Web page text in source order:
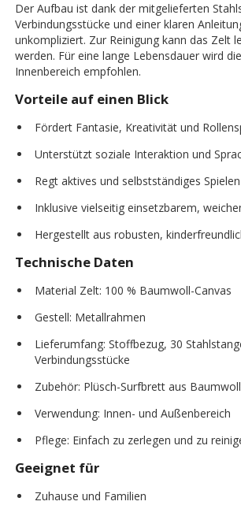
Der Aufbau ist dank der mitgelieferten
Verbindungsstücke und einer klaren
unkompliziert. Zur Reinigung kann das Zelt
werden. Für eine lange Lebensdauer wird
Innenbereich empfohlen.
Vorteile auf einen Blick
Fördert Fantasie, Kreativität und
Unterstützt soziale Interaktion und
Regt aktives und selbstständiges
Inklusive vielseitig einsetzbarem,
Hergestellt aus robusten,
Technische Daten
Material Zelt: 100 % Baumwoll-Canvas
Gestell: Metallrahmen
Lieferumfang: Stoffbezug, 30
Verbindungsstücke
Zubehör: Plüsch-Surfbrett aus
Verwendung: Innen- und Außenbereich
Pflege: Einfach zu zerlegen und zu
Geeignet für
Zuhause und Familien